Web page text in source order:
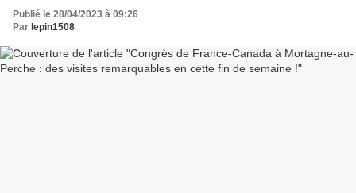
Publié le 28/04/2023 à 09:26
Par lepin1508